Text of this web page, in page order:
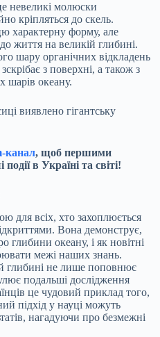
невеликі молюски
кріпляться до скель.
характерну форму, але
життя на великій глибині.
шару органічних відкладень
з поверхні, а також з
шарів океану.
виявлено гігантську
канал, щоб першими
в Україні та світі!
для всіх, хто захоплюється
Вона демонструє,
глибини океану, і як новітні
межі наших знань.
глибині не лише поповнює
подальші дослідження
це чудовий приклад того,
підхід у науці можуть
нагадуючи про безмежні